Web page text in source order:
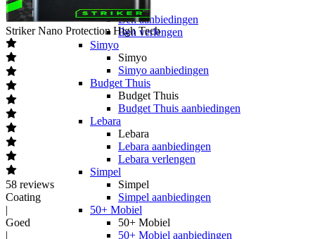
Ben
Ben aanbiedingen
Ben verlengen
Simyo
Simyo
Simyo aanbiedingen
Budget Thuis
Budget Thuis
Budget Thuis aanbiedingen
Lebara
Lebara
Lebara aanbiedingen
Lebara verlengen
Simpel
Simpel
Simpel aanbiedingen
50+ Mobiel
50+ Mobiel
50+ Mobiel aanbiedingen
Striker Nano Protection High Tech
58 reviews
Coating
|
Goed
|